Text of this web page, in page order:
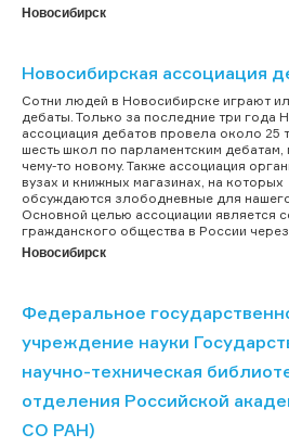
Новосибирск
Новосибирская ассоциация
Сотни людей в Новосибирске играют
дебаты. Только за последние три года
ассоциация дебатов провела около 25
шесть школ по парламентским дебатам,
чему-то новому. Также ассоциация
вузах и книжных магазинах, на которых
обсуждаются злободневные для
Основной целью ассоциации является
гражданского общества в России
Новосибирск
Федеральное
учреждение науки
научно-техническая
отделения Российской
СО РАН)